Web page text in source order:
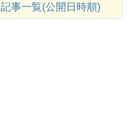
記事一覧(公開日時順)